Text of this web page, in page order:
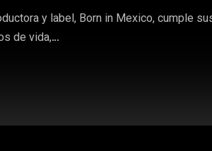
y label, Born in Mexico, cumple
de vida,…